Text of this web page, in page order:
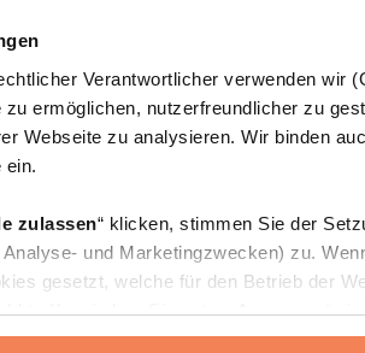
Verantwortlicher verwenden wir
zu ermöglichen, nutzerfreundlicher zu
Webseite zu analysieren. Wir binden
ein.
zulassen“ klicken, stimmen Sie der
und Marketingzwecken) zu.
gesetzt, welche für den Betrieb der
treffen, indem Sie unter „Anpassen“
Meal-Prep-Zubehör